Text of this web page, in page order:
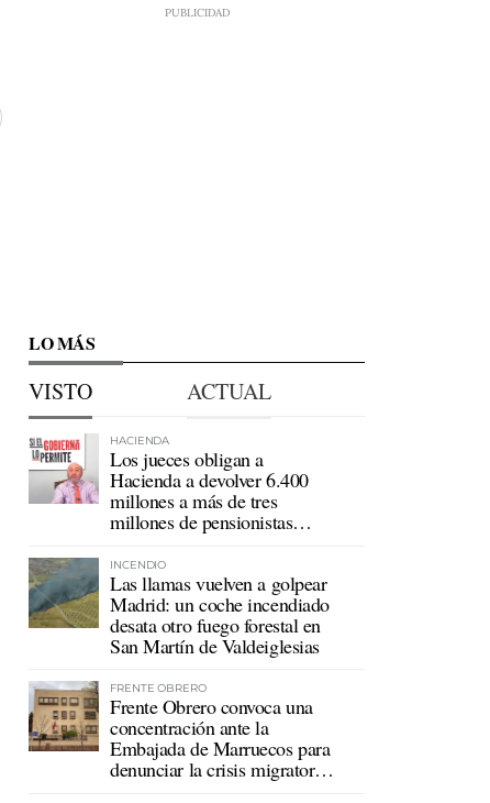
LO MÁS
VISTO ACTUAL
HACIENDA
Los jueces obligan a
Hacienda a devolver 6.400
millones a más de tres
millones de pensionistas
INCENDIO
Las llamas vuelven a golpear
Madrid: un coche incendiado
desata otro fuego forestal en
San Martín de Valdeiglesias
FRENTE OBRERO
Frente Obrero convoca una
concentración ante la
Embajada de Marruecos para
denunciar la crisis migratoria